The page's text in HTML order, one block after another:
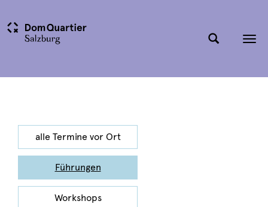
alle Termine vor Ort
Führungen
Workshops